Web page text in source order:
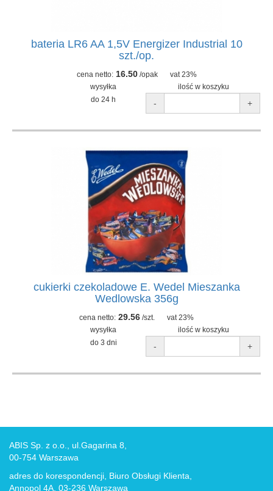
bateria LR6 AA 1,5V Energizer Industrial 10
szt./op.
cena netto: 16.50/opak
vat 23%
wysyłka
ilość w koszyku
do 24 h
- +
cukierki czekoladowe E. Wedel Mieszanka
Wedlowska 356g
cena netto: 29.56 /szt.
vat 23%
wysyłka
ilość w koszyku
do 3 dni
- +
ABIS Sp. z o.o., ul.Gagarina 8,
00-754 Warszawa
adres do korespondencji, Biuro Obsługi Klienta,
Annopol 4A, 03-236 Warszawa